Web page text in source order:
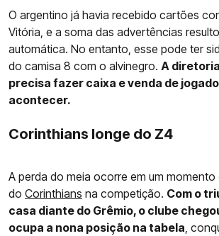
O argentino já havia recebido cartões
Vitória, e a soma das advertências
automática. No entanto, esse pode ter
do camisa 8 com o alvinegro. A
precisa fazer caixa e venda de
acontecer.
Corinthians longe do Z4
A perda do meia ocorre em um
do Corinthians na competição. Com o
casa diante do Grêmio, o clube
ocupa a nona posição na tabela,